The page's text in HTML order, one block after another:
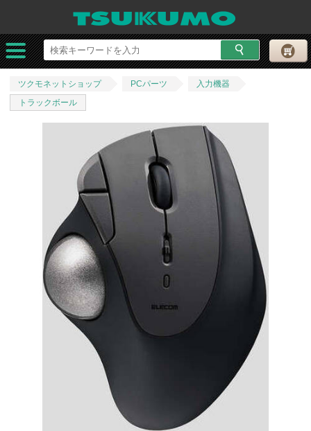
ツクモネットショップ PCパーツ
入力機器
トラックボール